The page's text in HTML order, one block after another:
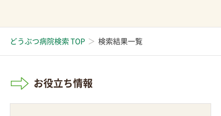
どうぶつ病院検索 TOP 検索結果一覧
お役立ち情報